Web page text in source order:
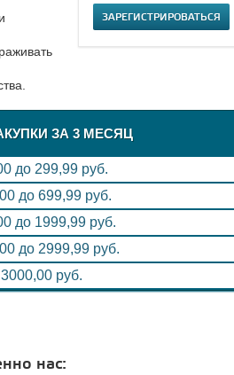
ЗАРЕГИСТРИРОВАТЬСЯ
ЗА 3 МЕСЯЦ
до 299,99 руб.
до 699,99 руб.
до 1999,99 руб.
до 2999,99 руб.
руб.
нас: